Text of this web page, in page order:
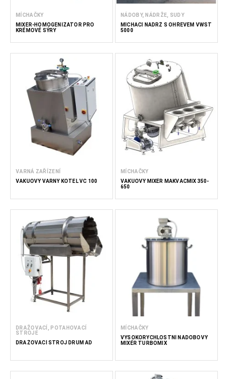
MÍCHAČKY
MIXÉR-HOMOGENIZÁTOR PRO
KRÉMOVÉ SÝRY
NÁDOBY, NÁDRŽE, SUDY
MÍCHACÍ NÁDRŽ S OHŘEVEM VWST
5000
VARNÁ ZAŘÍZENÍ
VAKUOVÝ VARNÝ KOTEL VC 100
MÍCHAČKY
VAKUOVÝ MIXÉR MAKVACMIX 350-
650
DRAŽOVACÍ, POTAHOVACÍ
STROJE
DRAŽOVACÍ STROJ DRUM AD
MÍCHAČKY
VYSOKORYCHLOSTNÍ NÁDOBOVÝ
MIXÉR TURBOMIX